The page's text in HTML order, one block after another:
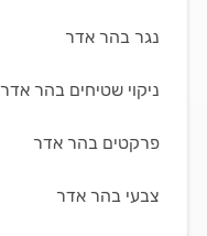
נגר בהר אדר
ניקוי שטיחים בהר אדר
פרקטים בהר אדר
צבעי בהר אדר